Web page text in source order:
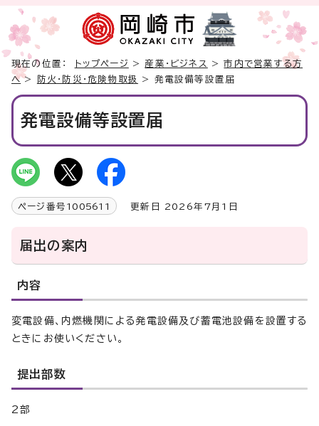
現在の位置： トップページ > 産業・ビジネス >市内で営業する方
へ> 防火・防災・危険物取扱 > 発電設備等設置届
発電設備等設置届
ページ番号 1005611 更新日 2026年7月1日
届出の案内
内容
変電設備、内燃機関による発電設備及び蓄電池設備を設置する
ときにお使いください。
提出部数
2部